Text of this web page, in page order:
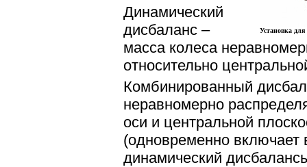
Установка
Динамический
дисбаланс –
масса колеса
относительно
Комбинированный
неравномерно
оси и центральной
(одновременно включает
динамический